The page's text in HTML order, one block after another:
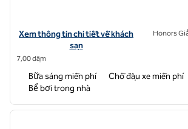
Xem chi tiết khách sạn cho Homewood
Xem thông tin chi tiết về khách
sạn
7,00 dặm
Honors
Bữa sáng miễn phí
Chỗ đậu xe miễn phí
Bể bơi trong nhà
1/12